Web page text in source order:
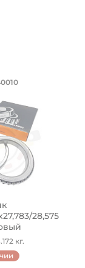
28,575
конический
кг.